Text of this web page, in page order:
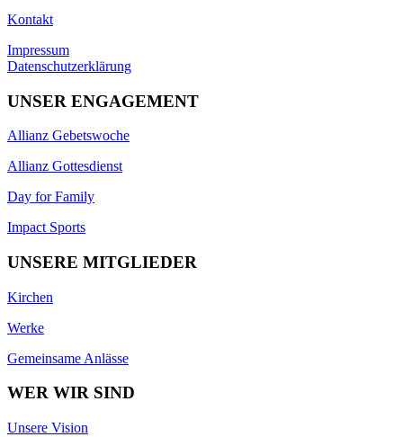
Kontakt
Impressum
Datenschutzerklärung
UNSER ENGAGEMENT
Allianz Gebetswoche
Allianz Gottesdienst
Day for Family
Impact Sports
UNSERE MITGLIEDER
Kirchen
Werke
Gemeinsame Anlässe
WER WIR SIND
Unsere Vision